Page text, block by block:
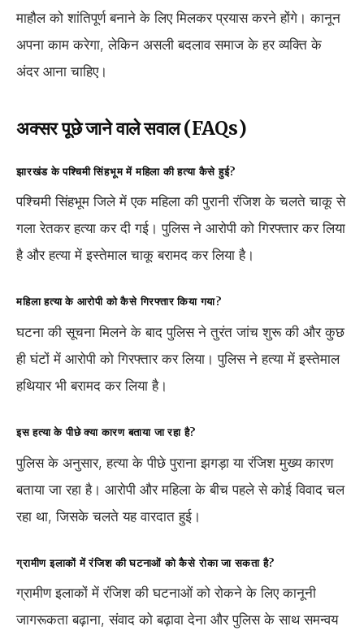
माहौल को शांतिपूर्ण बनाने के लिए मिलकर प्रयास करने होंगे। कानून
अपना काम करेगा, लेकिन असली बदलाव समाज के हर व्यक्ति के
अंदर आना चाहिए।
अक्सर पूछे जाने वाले सवाल (FAQs)
झारखंड के पश्चिमी सिंहभूम में महिला की हत्या कैसे हुई?
पश्चिमी सिंहभूम जिले में एक महिला की पुरानी रंजिश के चलते चाकू से
गला रेतकर हत्या कर दी गई। पुलिस ने आरोपी को गिरफ्तार कर लिया
है और हत्या में इस्तेमाल चाकू बरामद कर लिया है।
महिला हत्या के आरोपी को कैसे गिरफ्तार किया गया?
घटना की सूचना मिलने के बाद पुलिस ने तुरंत जांच शुरू की और कुछ
ही घंटों में आरोपी को गिरफ्तार कर लिया। पुलिस ने हत्या में इस्तेमाल
हथियार भी बरामद कर लिया है।
इस हत्या के पीछे क्या कारण बताया जा रहा है?
पुलिस के अनुसार, हत्या के पीछे पुराना झगड़ा या रंजिश मुख्य कारण
बताया जा रहा है। आरोपी और महिला के बीच पहले से कोई विवाद चल
रहा था, जिसके चलते यह वारदात हुई।
ग्रामीण इलाकों में रंजिश की घटनाओं को कैसे रोका जा सकता है?
ग्रामीण इलाकों में रंजिश की घटनाओं को रोकने के लिए कानूनी
जागरूकता बढ़ाना, संवाद को बढ़ावा देना और पुलिस के साथ समन्वय